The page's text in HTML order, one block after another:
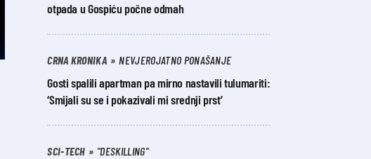
otpada u Gospiću počne odmah
CRNA KRONIKA NEVJEROJATNO PONAŠANJE
Gosti spalili apartman pa mirno nastavili tulumariti:
‘Smijali su se i pokazivali mi srednji prst’
SCI-TECH "DESKILLING"